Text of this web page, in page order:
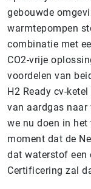
gebouwde
warmtepompen
combinatie met
CO2-vrije
voordelen van
H2 Ready cv-
van aardgas
we nu doen in
moment dat de
dat waterstof een
Certificering zal